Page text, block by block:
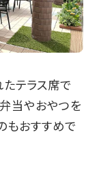
テラス席で
当やおやつを
もおすすめで